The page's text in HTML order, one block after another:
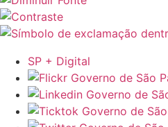
SP + Digital